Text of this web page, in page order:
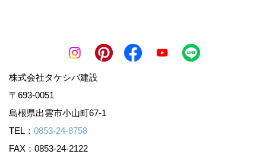
株式会社タケシバ建設
〒693-0051
島根県出雲市小山町67-1
TEL： 0853-24-8758
FAX：0853-24-2122